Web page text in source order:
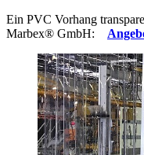
Ein PVC Vorhang
Marbex® GmbH: